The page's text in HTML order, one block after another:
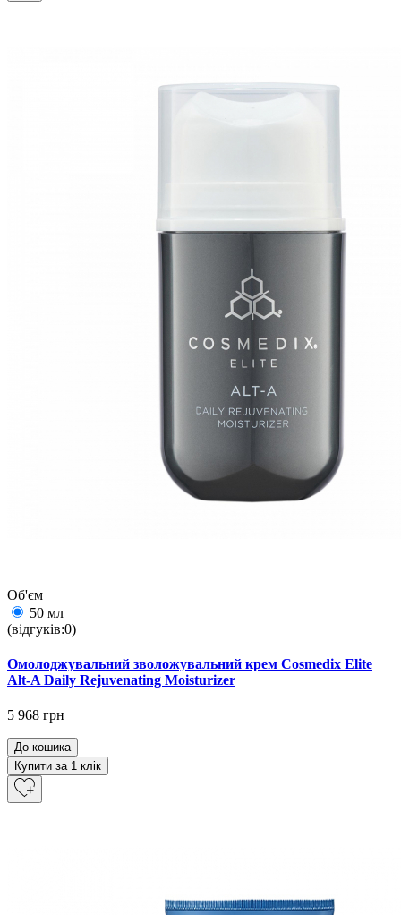
Об'єм
50 мл
(відгуків:0)
Омолоджувальний зволожувальний крем Сosmedix Elite
Alt-A Daily Rejuvenating Moisturizer
5 968 грн
До кошика
Купити за 1 клiк